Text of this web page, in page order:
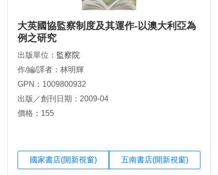
大英國協監察制度及其運作-以澳大利亞為
例之研究
出版單位： 監察院
作/編/譯者：林明輝
GPN：1009800932
出版／創刊日期：2009-04
價格：155
國家書店(開新視窗) 五南書店(開新視窗)